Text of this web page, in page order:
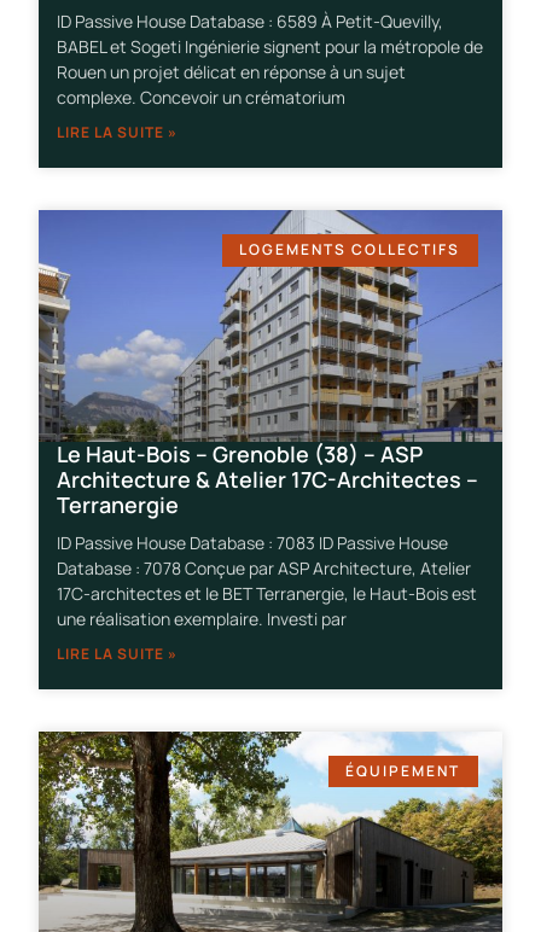
ID Passive House Database : 6589 À Petit-Quevilly,
BABEL et Sogeti Ingénierie signent pour la métropole de
Rouen un projet délicat en réponse à un sujet
complexe. Concevoir un crématorium
LIRE LA SUITE »
LOGEMENTS COLLECTIFS
Le Haut-Bois – Grenoble (38) – ASP
Architecture & Atelier 17C-Architectes –
Terranergie
ID Passive House Database : 7083 ID Passive House
Database : 7078 Conçue par ASP Architecture, Atelier
17C-architectes et le BET Terranergie, le Haut-Bois est
une réalisation exemplaire. Investi par
LIRE LA SUITE »
ÉQUIPEMENT